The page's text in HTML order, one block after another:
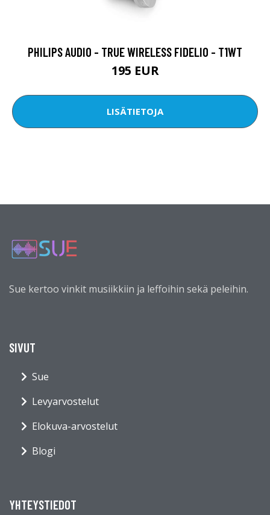
PHILIPS AUDIO - TRUE WIRELESS FIDELIO - T1WT
195 EUR
LISÄTIETOJA
Sue kertoo vinkit musiikkiin ja leffoihin sekä peleihin.
SIVUT
Sue
Levyarvostelut
Elokuva-arvostelut
Blogi
YHTEYSTIEDOT